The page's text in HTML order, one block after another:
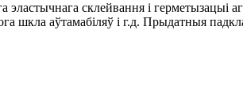
эластычнага склейвання і герметызацыі
шкла аўтамабіляў і г.д. Прыдатныя